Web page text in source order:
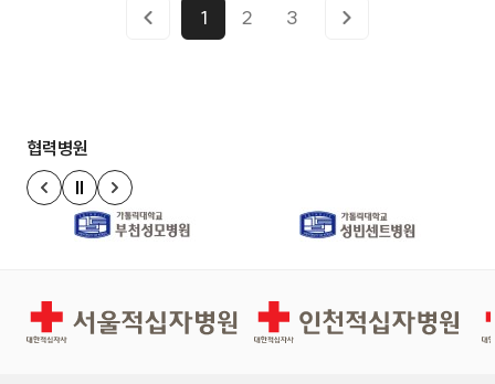
1 2 3
협력병원
이전 슬라이드
정지
다음 슬라이드
경인권역재활병원 인천적십자병원